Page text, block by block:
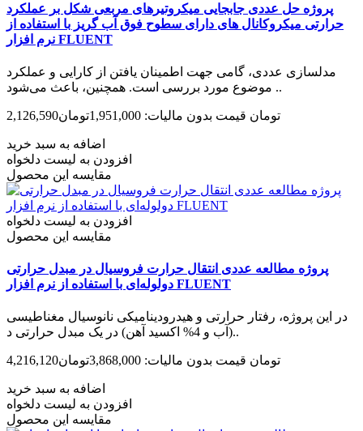
پروژه حل عددی جابجایی میکروتیرهای مربعی شکل بر عملکرد
حرارتی میکروکانال های دارای سطوح فوق آب گریز با استفاده از
نرم افزار FLUENT
مدل­سازی عددی، گامی جهت اطمینان یافتن از کارایی و عملکرد
موضوع مورد بررسی است. همچنین، باعث می­‌شود ..
2,126,590تومان قیمت بدون مالیات: 1,951,000تومان
اضافه به سبد خرید
افزودن به لیست دلخواه
مقایسه این محصول
افزودن به لیست دلخواه
مقایسه این محصول
پروژه مطالعه عددی انتقال حرارت فروسیال در مبدل حرارتی
دولوله‌ای با استفاده از نرم افزار FLUENT
در این پروژه، رفتار حرارتی و هیدرودینامیکی نانوسیال مغناطیسی
(آب و 4% اکسید آهن) در یک مبدل حرارتی د..
4,216,120تومان قیمت بدون مالیات: 3,868,000تومان
اضافه به سبد خرید
افزودن به لیست دلخواه
مقایسه این محصول